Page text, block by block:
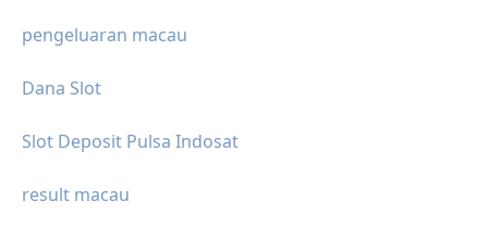
pengeluaran macau
Dana Slot
Slot Deposit Pulsa Indosat
result macau